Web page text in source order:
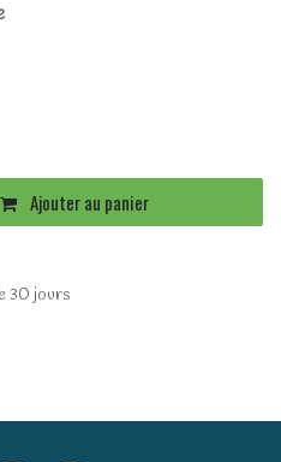
Ajouter au panier
30 jours